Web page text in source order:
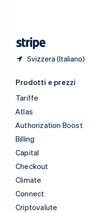
Svizzera (Italiano)
Prodotti e prezzi
Tariffe
Atlas
Authorization Boost
Billing
Capital
Checkout
Climate
Connect
Criptovalute